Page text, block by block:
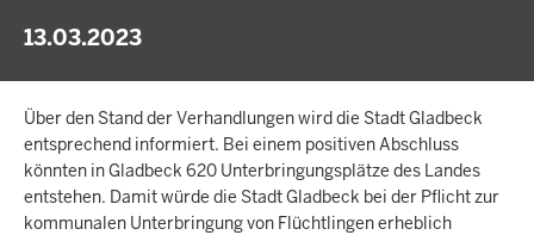
13.03.2023
Über den Stand der Verhandlungen wird die Stadt Gladbeck
entsprechend informiert. Bei einem positiven Abschluss
könnten in Gladbeck 620 Unterbringungsplätze des Landes
entstehen. Damit würde die Stadt Gladbeck bei der Pflicht zur
kommunalen Unterbringung von Flüchtlingen erheblich